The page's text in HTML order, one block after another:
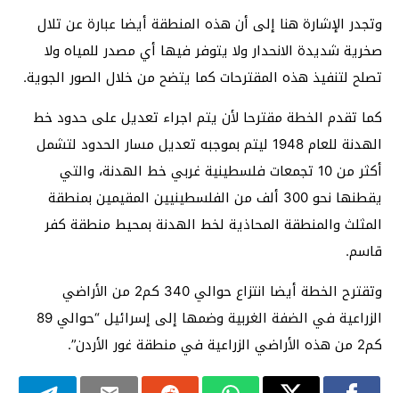
وتجدر الإشارة هنا إلى أن هذه المنطقة أيضا عبارة عن تلال
صخرية شديدة الانحدار ولا يتوفر فيها أي مصدر للمياه ولا
تصلح لتنفيذ هذه المقترحات كما يتضح من خلال الصور الجوية.
كما تقدم الخطة مقترحا لأن يتم اجراء تعديل على حدود خط
الهدنة للعام 1948 ليتم بموجبه تعديل مسار الحدود لتشمل
أكثر من 10 تجمعات فلسطينية غربي خط الهدنة، والتي
يقطنها نحو 300 ألف من الفلسطينيين المقيمين بمنطقة
المثلث والمنطقة المحاذية لخط الهدنة بمحيط منطقة كفر
قاسم.
وتقترح الخطة أيضا انتزاع حوالي 340 كم2 من الأراضي
الزراعية في الضفة الغربية وضمها إلى إسرائيل “حوالي 89
كم2 من هذه الأراضي الزراعية في منطقة غور الأردن”.